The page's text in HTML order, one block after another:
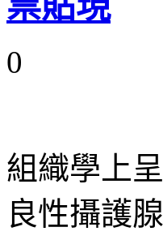
0
組織學上
良性攝護